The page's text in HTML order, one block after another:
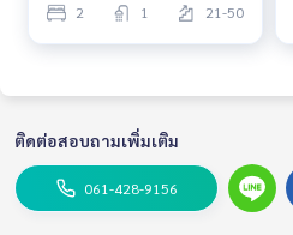
2 1 21-50
ติดต่อสอบถามเพิ่มเติม
061-428-9156